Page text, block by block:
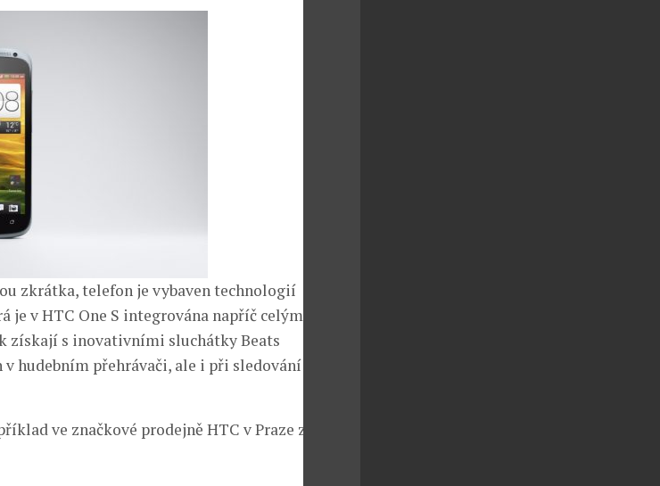
zkrátka, telefon je vybaven technologií
je v HTC One S integrována napříč celým
získají s inovativními sluchátky Beats
hudebním přehrávači, ale i při sledování filmů,
ve značkové prodejně HTC v Praze za